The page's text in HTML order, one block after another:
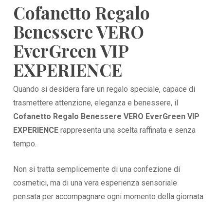
Cofanetto Regalo
Benessere VERO
EverGreen VIP
EXPERIENCE
Quando si desidera fare un regalo speciale, capace di
trasmettere attenzione, eleganza e benessere, il
Cofanetto Regalo Benessere VERO EverGreen VIP
EXPERIENCErappresenta una scelta raffinata e senza
tempo.
Non si tratta semplicemente di una confezione di
cosmetici, ma di una vera esperienza sensoriale
pensata per accompagnare ogni momento della giornata